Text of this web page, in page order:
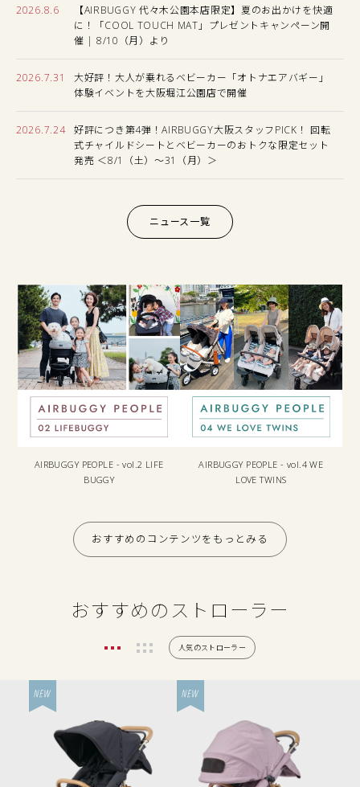
2026.8.6
【AIRBUGGY 代々木公園本店限定】夏のお出かけを快適
に！「COOL TOUCH MAT」プレゼントキャンペーン開
催 | 8/10（月）より
2026.7.31
大好評！大人が乗れるベビーカー「オトナエアバギー」
体験イベントを大阪堀江公園店で開催
2026.7.24
好評につき第4弾！AIRBUGGY大阪スタッフPICK！ 回転
式チャイルドシートとベビーカーのおトクな限定セット
発売 ＜8/1（土）〜31（月）＞
ニュース一覧
AIRBUGGY PEOPLE - vol.2 LIFE
BUGGY
AIRBUGGY PEOPLE - vol.4 WE
LOVE TWINS
おすすめのコンテンツをもっとみる
おすすめのストローラー
人気のストローラー